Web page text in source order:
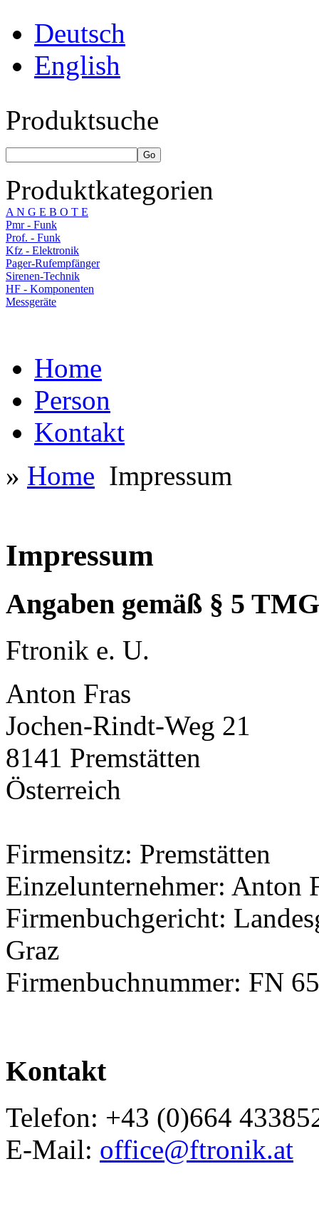
Deutsch
English
Produktsuche
Produktkategorien
A N G E B O T E
Pmr - Funk
Prof. - Funk
Kfz - Elektronik
Pager-Rufempfänger
Sirenen-Technik
HF - Komponenten
Messgeräte
Home
Person
Kontakt
» Home Impressum
Impressum
Angaben gemäß § 5 TMG
Ftronik e. U.
Anton Fras
Jochen-Rindt-Weg 21
8141 Premstätten
Österreich
Firmensitz: Premstätten
Einzelunternehmer: Anton
Firmenbuchgericht:
Graz
Firmenbuchnummer: FN
Kontakt
Telefon: +43 (0)664
E-Mail: office@ftronik.at